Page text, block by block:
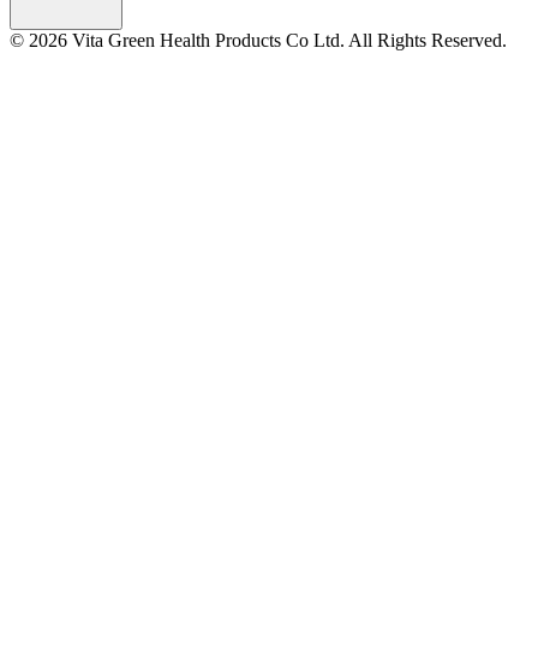
© 2026 Vita Green Health Products Co Ltd. All Rights Reserved.